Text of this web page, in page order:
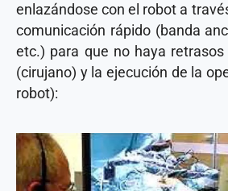
enlazándose con el robot a
comunicación rápido (banda
etc.) para que no haya
(cirujano) y la ejecución de la
robot):